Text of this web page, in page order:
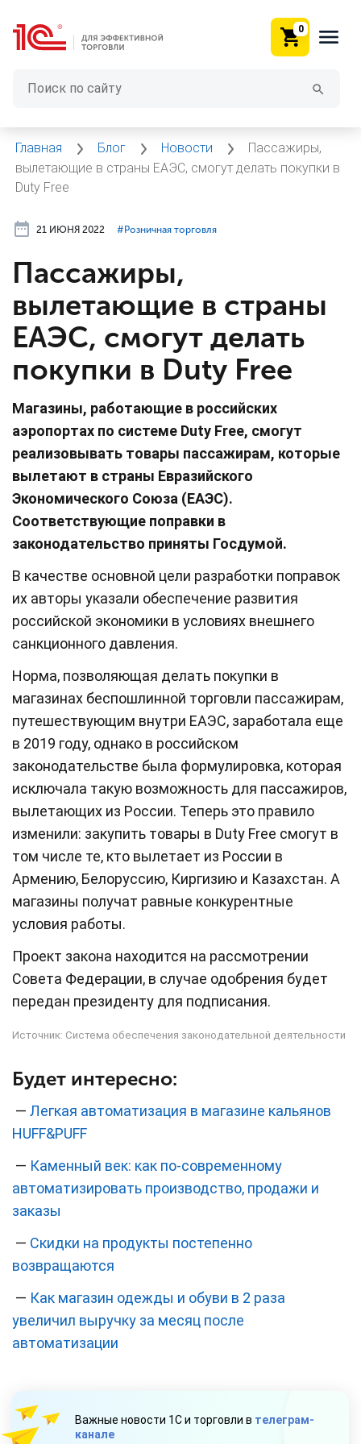
0
Главная Блог Новости
Пассажиры,
вылетающие в страны ЕАЭС, смогут делать покупки в
Duty Free
21 ИЮНЯ 2022 #⁣Розничная торговля
Пассажиры,
вылетающие в страны
ЕАЭС, смогут делать
покупки в Duty Free
Магазины, работающие в российских
аэропортах по системе Duty Free, смогут
реализовывать товары пассажирам, которые
вылетают в страны Евразийского
Экономического Союза (ЕАЭС).
Соответствующие поправки в
законодательство приняты Госдумой.
В качестве основной цели разработки поправок
их авторы указали обеспечение развития
российской экономики в условиях внешнего
санкционного давления.
Норма, позволяющая делать покупки в
магазинах беспошлинной торговли пассажирам,
путешествующим внутри ЕАЭС, заработала еще
в 2019 году, однако в российском
законодательстве была формулировка, которая
исключала такую возможность для пассажиров,
вылетающих из России. Теперь это правило
изменили: закупить товары в Duty Free смогут в
том числе те, кто вылетает из России в
Армению, Белоруссию, Киргизию и Казахстан. А
магазины получат равные конкурентные
условия работы.
Проект закона находится на рассмотрении
Совета Федерации, в случае одобрения будет
передан президенту для подписания.
Источник: Система обеспечения законодательной деятельности
Будет интересно:
— Легкая автоматизация в магазине кальянов
HUFF&PUFF
— Каменный век: как по‑современному
автоматизировать производство, продажи и
заказы
— Скидки на продукты постепенно
возвращаются
— Как магазин одежды и обуви в 2 раза
увеличил выручку за месяц после
автоматизации
Важные новости 1С и торговли в телеграм-
канале